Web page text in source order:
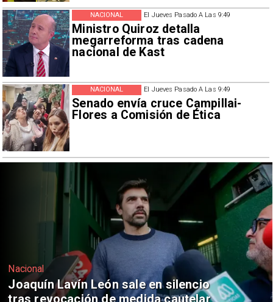
El Jueves Pasado A Las 9:49
Ministro Quiroz detalla
megarreforma tras cadena
nacional de Kast
NACIONAL
El Jueves Pasado A Las 9:49
Senado envía cruce Campillai-
Flores a Comisión de Ética
NACIONAL
Nacional
Chile y Venezuela formalizan reinicio
de relaciones consulares